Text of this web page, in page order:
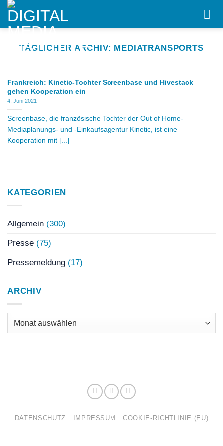
Skip
content
TÄGLICHER ARCHIV: MEDIATRANSPORTS
Frankreich: Kinetic-Tochter Screenbase und Hivestack
gehen Kooperation ein
4. Juni 2021
Screenbase, die französische Tochter der Out of Home-
Mediaplanungs- und -Einkaufsagentur Kinetic, ist eine
Kooperation mit [...]
KATEGORIEN
Allgemein (300)
Presse (75)
Pressemeldung (17)
ARCHIV
Archiv
DATENSCHUTZ IMPRESSUM COOKIE-RICHTLINIE (EU)